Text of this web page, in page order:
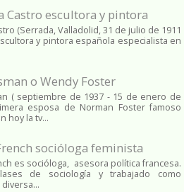
Castro escultora y pintora
(Serrada, Valladolid, 31 de julio de 1911
y pintora española especialista en
o Wendy Foster
( septiembre de 1937 - 15 de enero de
esposa de Norman Foster famoso
hoy la tv...
socióloga feminista
es socióloga, asesora política francesa.
de sociología y trabajado como